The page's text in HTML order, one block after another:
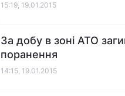
15:19, 19.01.2015
За добу в зоні АТО
поранення
14:15, 19.01.2015